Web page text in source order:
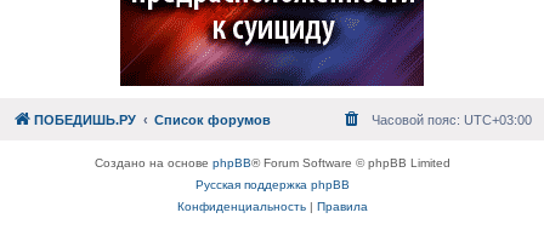
ПОБЕДИШЬ.РУ Список форумов Часовой пояс: UTC+03:00
Создано на основе phpBB® Forum Software © phpBB Limited
Русская поддержка phpBB
Конфиденциальность| Правила